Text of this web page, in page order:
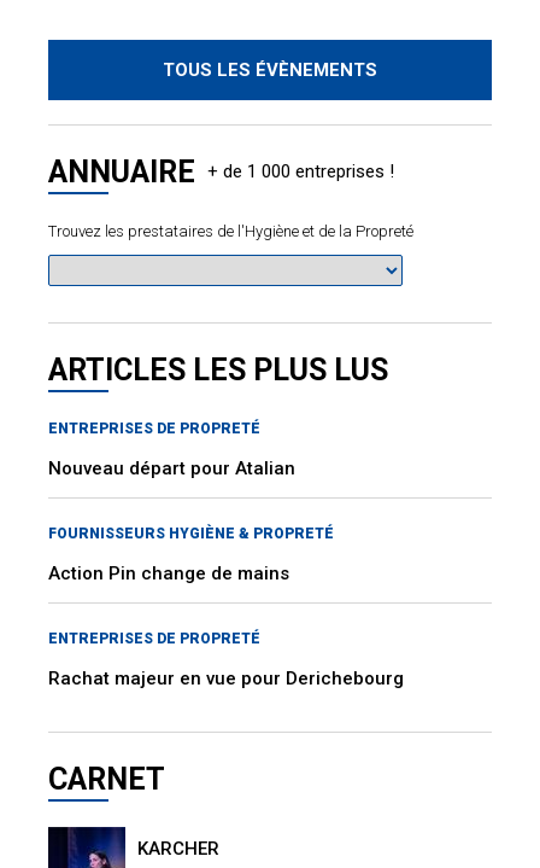
TOUS LES ÉVÈNEMENTS
ANNUAIRE
Trouvez les prestataires de l'Hygiène et de la Propreté
ARTICLES LES PLUS LUS
ENTREPRISES DE PROPRETÉ
Nouveau départ pour Atalian
FOURNISSEURS HYGIÈNE & PROPRETÉ
Action Pin change de mains
ENTREPRISES DE PROPRETÉ
Rachat majeur en vue pour Derichebourg
CARNET
KARCHER